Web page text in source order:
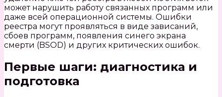
может нарушить работу связанных программ или
даже всей операционной системы. Ошибки
реестра могут проявляться в виде зависаний,
сбоев программ, появления синего экрана
смерти (BSOD) и других критических ошибок.
Первые шаги: диагностика и
подготовка